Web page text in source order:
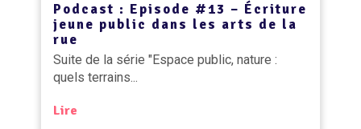
Podcast : Episode #13 – Écriture
jeune public dans les arts de la
rue
Suite de la série "Espace public, nature :
quels terrains...
Lire